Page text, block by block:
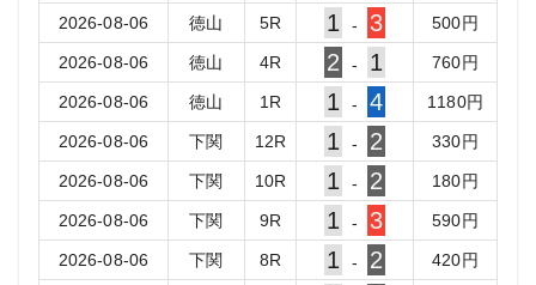
2026-08-06 徳山 5R 1 - 3 500円
2026-08-06 徳山 4R 2 - 1 760円
2026-08-06 徳山 1 R 1 - 4 1180円
2026-08-06 下関 12R 1 - 2 330円
2026-08-06 下関 10R 1 - 2 180円
2026-08-06 下関 9R 1 - 3 590円
2026-08-06 下関 8R 1 - 2 420円